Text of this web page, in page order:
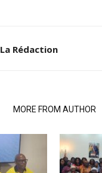
La Rédaction
MORE FROM AUTHOR